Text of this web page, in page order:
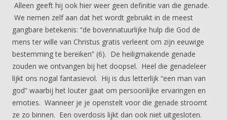
Alleen geeft hij ook hier weer geen definitie van die genade.
We nemen zelf aan dat het wordt gebruikt in de meest
gangbare betekenis: “de bovennatuurlijke hulp die God de
mens ter wille van Christus gratis verleent om zijn eeuwige
bestemming te bereiken” (6). De heiligmakende genade
zouden we ontvangen bij het doopsel. Heel die genadeleer
lijkt ons nogal fantasievol. Hij is dus letterlijk “een man van
god” waarbij het louter gaat om persoonlijke ervaringen en
emoties. Wanneer je je openstelt voor die genade stroomt
ze zo binnen. Een overdosis lijkt dan ook niet uitgesloten.